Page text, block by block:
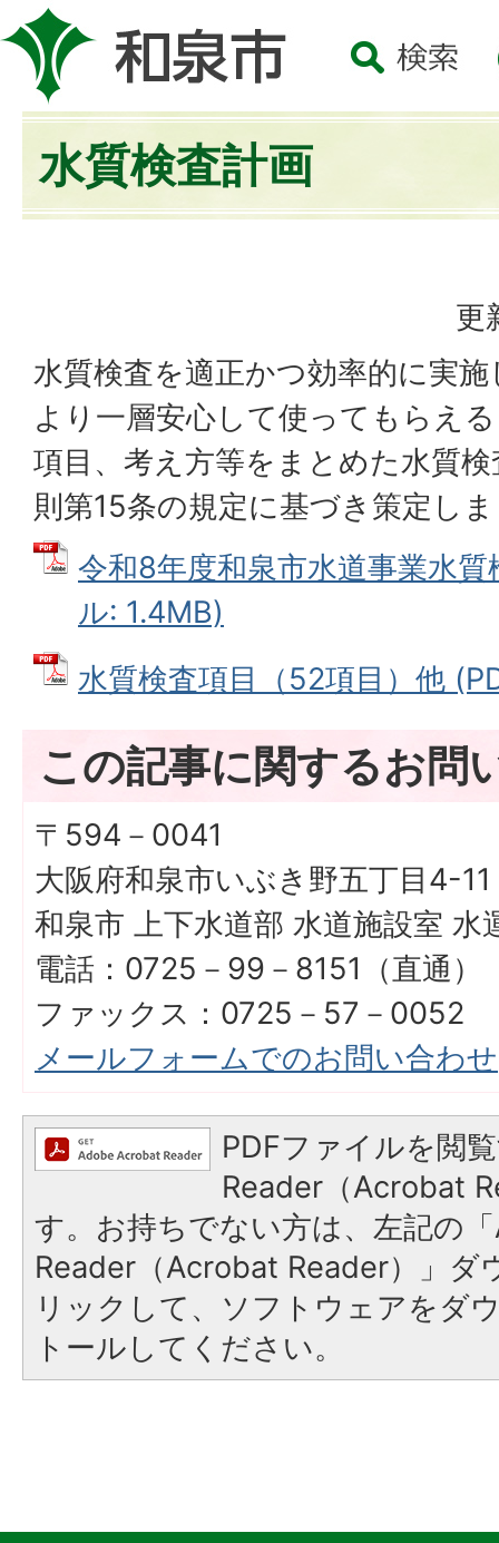
水質検査計画
更
水質検査を適正かつ効率的に実
より一層安心して使ってもらえ
項目、考え方等をまとめた水質
則第15条の規定に基づき策定し
令和8年度和泉市水道事業水
ル: 1.4MB)
水質検査項目（52項目）他
この記事に関するお問
〒594－0041
大阪府和泉市いぶき野五丁目4-11
和泉市 上下水道部 水道施設室 水
電話：0725－99－8151（直通）
ファックス：0725－57－0052
メールフォームでのお問い合わせ
PDFファイルを閲
Reader（Acrobat
す。お持ちでない方は、左記の
Reader（Acrobat Reader）」ダ
リックして、ソフトウェアをダ
トールしてください。